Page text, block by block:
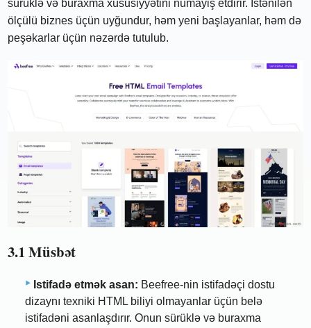
sürüklə və buraxma xüsusiyyətini nümayiş etdirir. İstənilən
ölçülü biznes üçün uyğundur, həm yeni başlayanlar, həm də
peşəkarlar üçün nəzərdə tutulub.
3.1 Müsbət
Istifadə etmək asan: Beefree-nin istifadəçi dostu
dizaynı texniki HTML biliyi olmayanlar üçün belə
istifadəni asanlaşdırır. Onun sürüklə və buraxma